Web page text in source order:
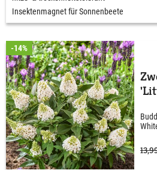
Insektenmagnet für Sonnenbeete
-14%